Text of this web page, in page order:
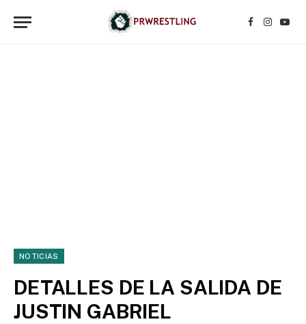
Facebook
NOTICIAS
DETALLES DE LA SALIDA DE
JUSTIN GABRIEL